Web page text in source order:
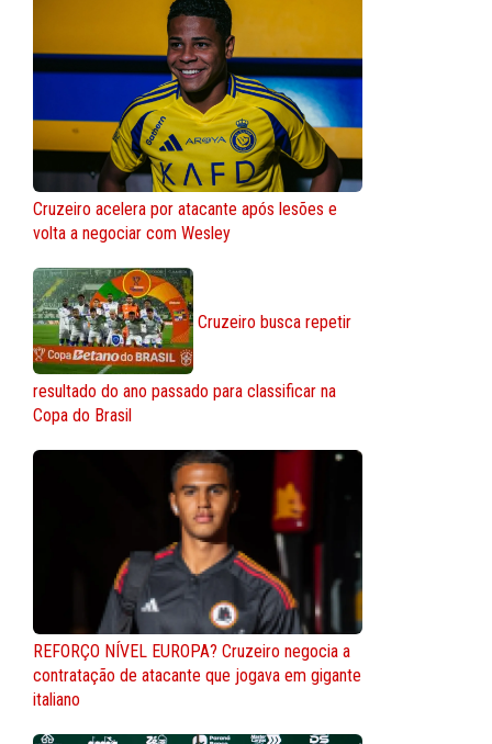
Cruzeiro acelera por atacante após lesões e
volta a negociar com Wesley
Cruzeiro busca repetir
resultado do ano passado para classificar na
Copa do Brasil
REFORÇO NÍVEL EUROPA? Cruzeiro negocia a
contratação de atacante que jogava em gigante
italiano